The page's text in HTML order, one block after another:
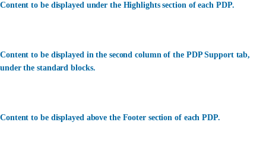
Content to be displayed under the Highlights section of each PDP.
Content to be displayed in the second column of the PDP Support tab,
under the standard blocks.
Content to be displayed above the Footer section of each PDP.